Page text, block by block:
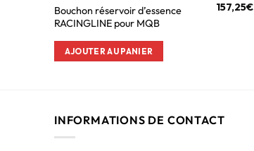
Bouchon réservoir d’essence
RACINGLINE pour MQB
157,25€
AJOUTER AU PANIER
INFORMATIONS DE CONTACT